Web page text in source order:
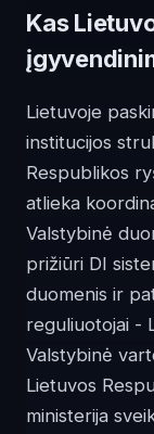
Kas
Lietuvoje
institucijos
Respublikos
atlieka
Valstybinė
prižiūri DI
duomenis ir
reguliuotojai -
Valstybinė
Lietuvos
ministerija